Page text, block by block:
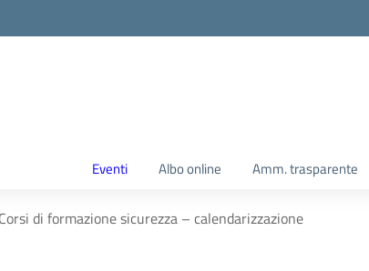
Eventi Albo online Amm. trasparente
di formazione sicurezza – calendarizzazione